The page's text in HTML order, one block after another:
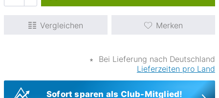
Vergleichen Merken
∗
Bei Lieferung nach Deutschland
Lieferzeiten pro Land
Sofort sparen als Club-Mitglied!